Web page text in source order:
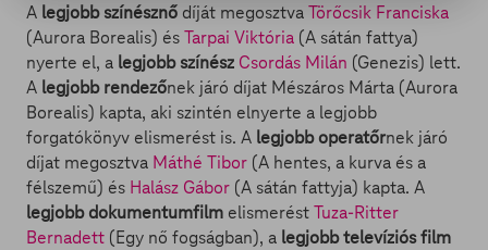
A legjobb színésznő díját megosztvaTörőcsik Franciska
(Aurora Borealis) ésTarpai Viktória (A sátán fattya)
nyerte el, a legjobb színész Csordás Milán (Genezis) lett.
A legjobb rendezőnek járó díjat Mészáros Márta (Aurora
Borealis) kapta, aki szintén elnyerte a legjobb
forgatókönyv elismerést is. A legjobb operatőrnek járó
díjat megosztva Máthé Tibor (A hentes, a kurva és a
félszemű) és Halász Gábor (A sátán fattyja) kapta. A
legjobb dokumentumfilm elismeréstTuza-Ritter
Bernadett (Egy nő fogságban), a legjobb televíziós film